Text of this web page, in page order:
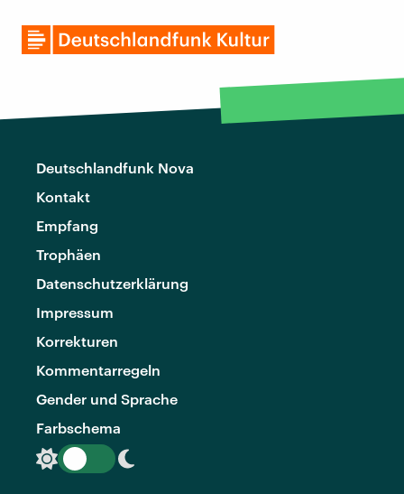
Deutschlandfunk Nova
Kontakt
Empfang
Trophäen
Datenschutzerklärung
Impressum
Korrekturen
Kommentarregeln
Gender und Sprache
Farbschema